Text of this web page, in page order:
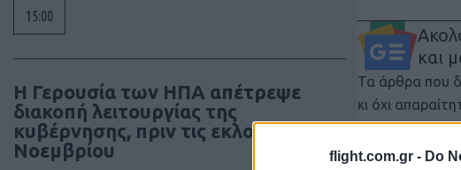
flight.com.gr - Do
15:00
Η Γερουσία των ΗΠΑ απέτρεψε
διακοπή λειτουργίας της
κυβέρνησης, πριν τις εκλογές
Νοεμβρίου
και
Τα άρθρα που
κι όχι
έγκριση. Σε
διατηρεί το